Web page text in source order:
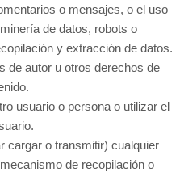
o mensajes, o el uso
de datos, robots o
y extracción de datos.
de autor u otros derechos de
usuario o persona o utilizar el
cargar o transmitir) cualquier
de recopilación o